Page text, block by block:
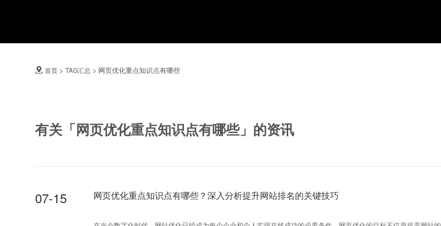
 首页 > TAG汇总 > 网页优化重点知识点有哪些
有关「网页优化重点知识点有哪些」的资讯
07-15 网页优化重点知识点有哪些？深入分析提升网站排名的关键技巧